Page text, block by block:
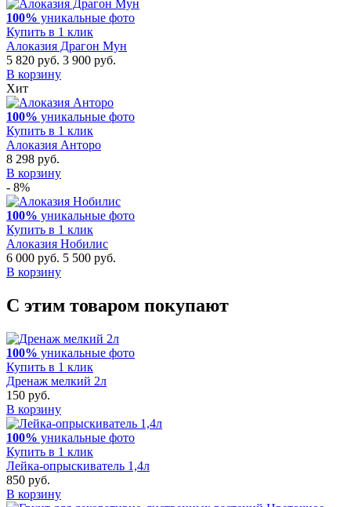
100% уникальные фото
Купить в 1 клик
Алоказия Драгон Мун
5 820 руб. 3 900 руб.
В корзину
Хит
100% уникальные фото
Купить в 1 клик
Алоказия Анторо
8 298 руб.
В корзину
- 8%
100% уникальные фото
Купить в 1 клик
Алоказия Нобилис
6 000 руб. 5 500 руб.
В корзину
С этим товаром покупают
100% уникальные фото
Купить в 1 клик
Дренаж мелкий 2л
150 руб.
В корзину
100% уникальные фото
Купить в 1 клик
Лейка-опрыскиватель 1,4л
850 руб.
В корзину